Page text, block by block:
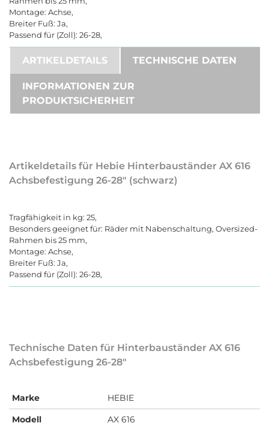
Montage: Achse,
Breiter Fuß: Ja,
Passend für (Zoll): 26-28,
ARTIKELDETAILS TECHNISCHE DATEN
INFORMATIONEN ZUR
PRODUKTSICHERHEIT
Artikeldetails für Hebie Hinterbauständer AX 616
Achsbefestigung 26-28" (schwarz)
Tragfähigkeit in kg: 25,
Besonders geeignet für: Räder mit Nabenschaltung, Oversized-
Rahmen bis 25 mm,
Montage: Achse,
Breiter Fuß: Ja,
Passend für (Zoll): 26-28,
Technische Daten für Hinterbauständer AX 616
Achsbefestigung 26-28"
Marke
HEBIE
Modell
AX 616